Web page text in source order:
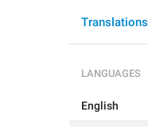
Translations
LANGUAGES
English